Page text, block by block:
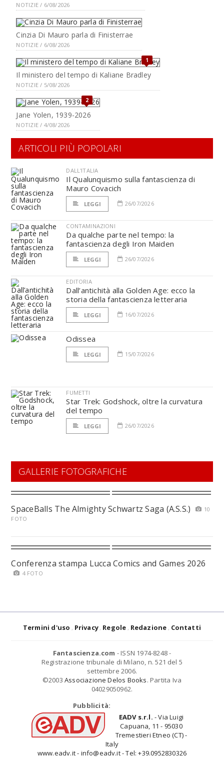
NOTIZIE / 6/08/2026
Cinzia Di Mauro parla di Finisterrae
NOTIZIE / 6/08/2026
1
Il ministero del tempo di Kaliane Bradley
NOTIZIE / 5/08/2026
2
Jane Yolen, 1939-2026
NOTIZIE / 4/08/2026
ARTICOLI PIÙ POPOLARI
DALL'ITALIA
Il Qualunquismo sulla fantascienza di
Mauro Covacich
LEGGI 26/07/2026
CONTAMINAZIONI
Da qualche parte nel tempo: la
fantascienza degli Iron Maiden
LEGGI 26/07/2026
EDITORIA
Dall’antichità alla Golden Age: ecco la
storia della fantascienza letteraria
LEGGI 16/07/2026
Odissea
LEGGI 15/07/2026
FUMETTI
Star Trek: Godshock, oltre la curvatura
del tempo
LEGGI 26/07/2026
GALLERIE FOTOGRAFICHE
SpaceBalls The Almighty Schwartz Saga (A.S.S.)
10
FOTO
Conferenza stampa Lucca Comics and Games 2026
4 FOTO
Termini d'uso Privacy Regole Redazione Contatti
Fantascienza.com - ISSN 1974-8248 -
Registrazione tribunale di Milano, n. 521 del 5
settembre 2006.
©2003 Associazione Delos Books. Partita Iva
04029050962.
Pubblicità:
EADV s.r.l. - Via Luigi
Capuana, 11 - 95030
Tremestieri Etneo (CT) -
Italy
www.eadv.it - info@eadv.it - Tel: +39.0952830326